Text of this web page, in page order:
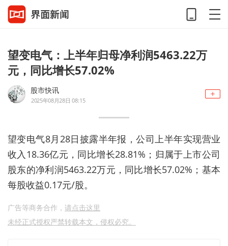
望变电气：上半年归母净利润5463.22万
元，同比增长57.02%
股市快讯
2025年08月28日 08:15
望变电气8月28日披露半年报，公司上半年实现营业
收入18.36亿元，同比增长28.81%；归属于上市公司
股东的净利润5463.22万元，同比增长57.02%；基本
每股收益0.17元/股。
广告等商务合作， 请点击这里
未经正式授权严禁转载本文，侵权必究。